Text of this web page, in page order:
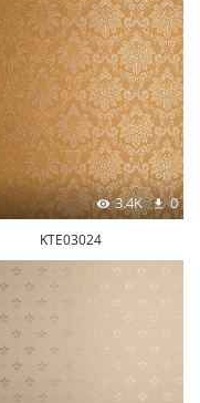
3.4K 0
KTE03024